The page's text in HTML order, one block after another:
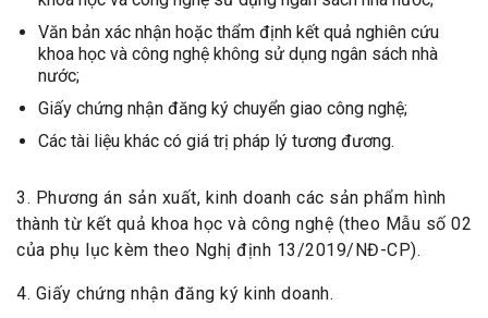
Văn bản xác nhận hoặc thẩm định kết quả nghiên cứu
khoa học và công nghệ không sử dụng ngân sách nhà
nước;
Giấy chứng nhận đăng ký chuyển giao công nghệ;
Các tài liệu khác có giá trị pháp lý tương đương.
3. Phương án sản xuất, kinh doanh các sản phẩm hình
thành từ kết quả khoa học và công nghệ (theo Mẫu số 02
của phụ lục kèm theo Nghị định 13/2019/NĐ-CP).
4. Giấy chứng nhận đăng ký kinh doanh.